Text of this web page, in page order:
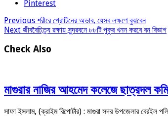
Pinterest
Previous শরীরে প্রোটিনের অভাব, যেসব লক্ষণে বুঝবেন
Next জীববৈচিত্র্য রক্ষায় সুন্দরবনে ৮৮টি পুকুর খনন করবে বন বিভাগ
Check Also
মাগুরার নাজির আহমেদ কলেজে ছাত্রদল
সাফা ইসলাম, (ক্রাইম রিপোর্টার) : মাগুরা সদর উপজেলার বেরইল